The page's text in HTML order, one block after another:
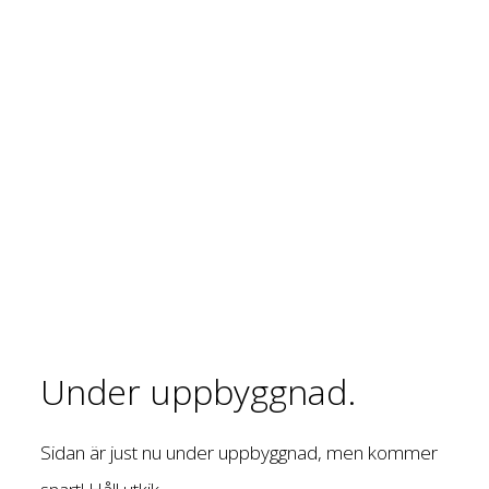
Under uppbyggnad.
Sidan är just nu under uppbyggnad, men kommer